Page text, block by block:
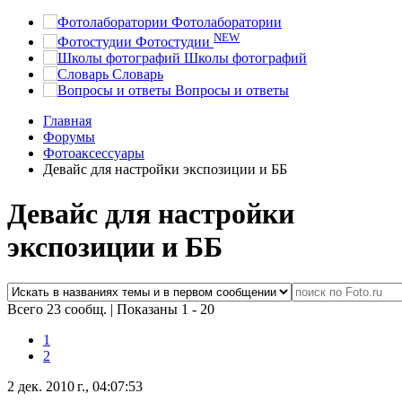
Фотолаборатории
Фотостудии NEW
Школы фотографий
Словарь
Вопросы и ответы
Главная
Форумы
Фотоаксессуары
Девайс для настройки экспозиции и ББ
Девайс для настройки
экспозиции и ББ
Всего 23 сообщ. | Показаны 1 - 20
1
2
2 дек. 2010 г., 04:07:53